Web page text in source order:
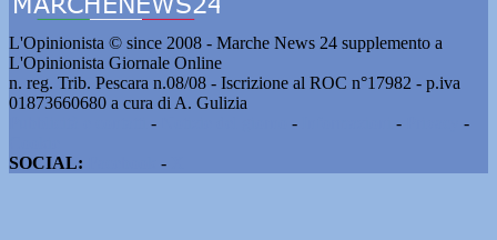
L'Opinionista © since 2008 - Marche News 24 supplemento a
L'Opinionista Giornale Online
n. reg. Trib. Pescara n.08/08 - Iscrizione al ROC n°17982 - p.iva
01873660680 a cura di A. Gulizia
- - -
-
SOCIAL:
-